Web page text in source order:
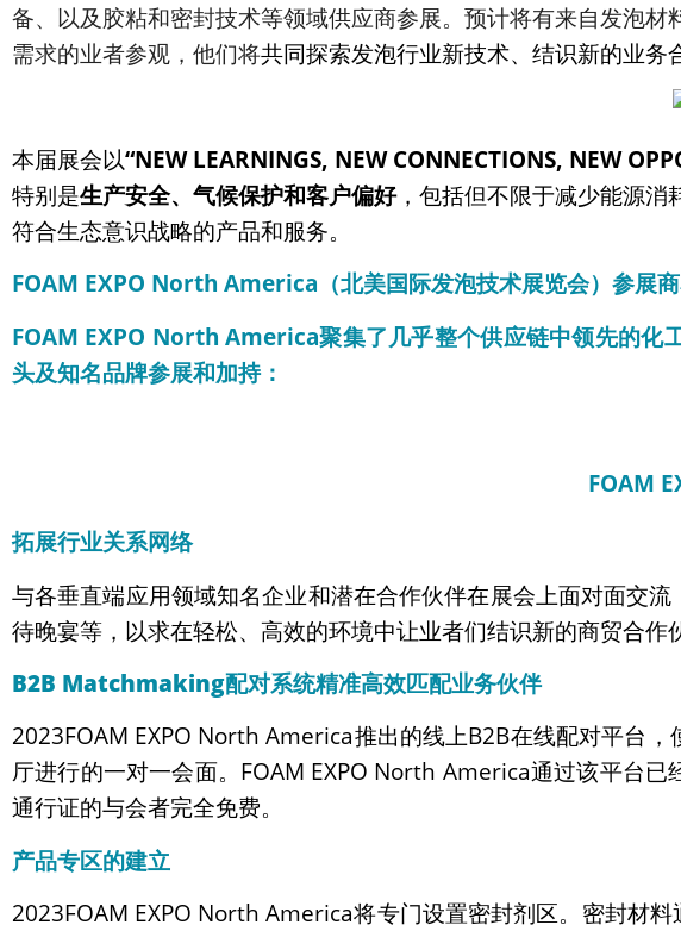
备、以及胶粘和密封技术等领域供应商参展。预计将有来自发泡材
需求的业者参观，他们将共同探索发泡行业新技术、结识新的业务
本届展会以“NEW LEARNINGS, NEW CONNECTIONS, NEW
特别是生产安全、气候保护和客户偏好，包括但不限于减少能源消
符合生态意识战略的产品和服务。
FOAM EXPO North America（北美国际发泡技术展览会）参展
FOAM EXPO North America聚集了几乎整个供应链中领先的化
头及知名品牌参展和加持：
FOAM
拓展行业关系网络
与各垂直端应用领域知名企业和潜在合作伙伴在展会上面对面交
待晚宴等，以求在轻松、高效的环境中让业者们结识新的商贸合作
B2B Matchmaking配对系统精准高效匹配业务伙伴
2023FOAM EXPO North America推出的线上B2B在线配对平台
厅进行的一对一会面。FOAM EXPO North America通过该平台
通行证的与会者完全免费。
产品专区的建立
2023FOAM EXPO North America将专门设置密封剂区。密封材